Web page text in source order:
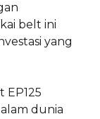
belt ini
yang
EP125
dunia